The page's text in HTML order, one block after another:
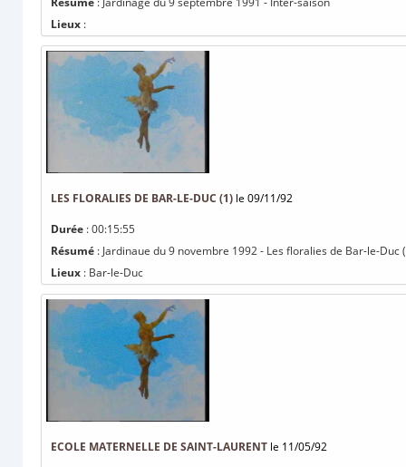
Lieux :
LES FLORALIES DE BAR-LE-DUC (1) le 09/11/92
Durée : 00:15:55
Résumé : Jardinaue du 9 novembre 1992 - Les floralies de Bar-le-Duc
Lieux : Bar-le-Duc
ECOLE MATERNELLE DE SAINT-LAURENT le 11/05/92